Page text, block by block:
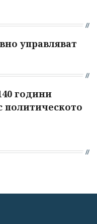
управляват
години
политическото